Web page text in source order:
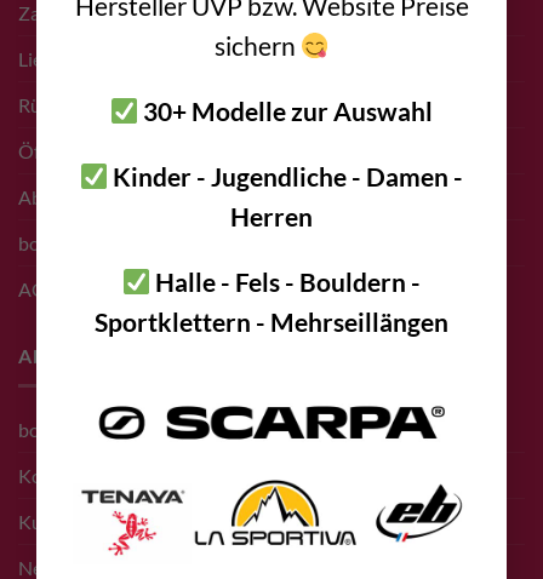
sichern
30+ Modelle zur Auswahl
Kinder - Jugendliche - Damen -
Herren
Halle - Fels - Bouldern -
Sportklettern - Mehrseillängen
Zahlungsarten
Liefer- & Versand Infos
Rücksendungen
Öffnungszeiten Shop
Abholung vor Ort
bolting.eu Gutschein
AGB
About
bolting.eu Team
Kontakt
Kunden
Newsletter Anmeldung